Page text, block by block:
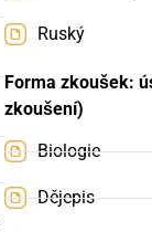
Ruský
Forma zkoušek:
zkoušení)
Biologie
Dějepis